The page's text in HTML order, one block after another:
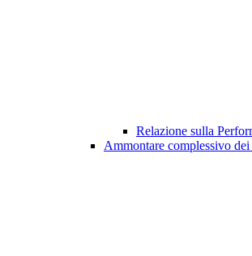
Relazione sulla
Ammontare complessivo dei